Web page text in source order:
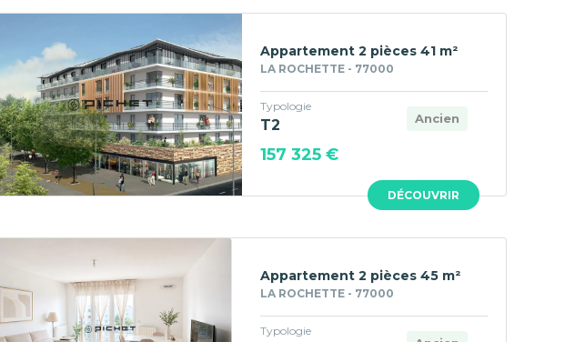
DÉCOUVRIR
Appartement 2 pièces 41 m²
LA ROCHETTE - 77000
Ancien
Typologie
T2
157 325 €
Appartement 2 pièces 45 m²
LA ROCHETTE - 77000
Typologie